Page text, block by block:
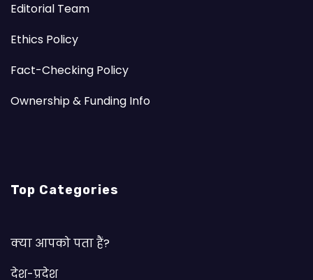
Editorial Team
Ethics Policy
Fact-Checking Policy
Ownership & Funding Info
Top Categories
क्या आपको पता हैं?
देश-प्रदेश